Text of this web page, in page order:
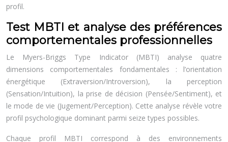
profil.
Test MBTI et analyse des préférences
comportementales professionnelles
Le Myers-Briggs Type Indicator (MBTI) analyse quatre
dimensions comportementales fondamentales : l’orientation
énergétique (Extraversion/Introversion), la perception
(Sensation/Intuition), la prise de décision (Pensée/Sentiment), et
le mode de vie (Jugement/Perception). Cette analyse révèle votre
profil psychologique dominant parmi seize types possibles.
Chaque profil MBTI correspond à des environnements